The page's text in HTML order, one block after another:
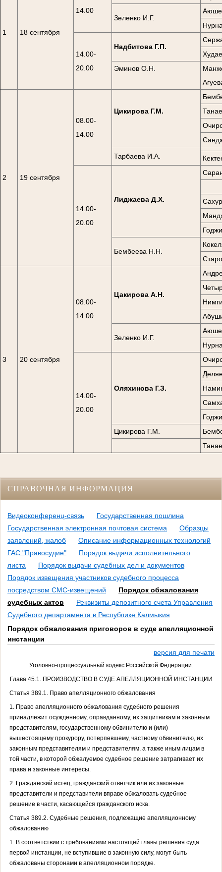
1 18 сентября
14.00
Зеленко И.Г.
14.00-
20.00
Надбитова Г.П.
Эминов О.Н.
2 19 сентября
08.00-
14.00
Цикирова Г.М.
Тарбаева И.А.
14.00-
20.00
Лиджаева Д.Х.
Бембеева Н.Н.
3 20 сентября
08.00-
14.00
Цакирова А.Н.
Зеленко И.Г.
14.00-
20.00
Оляхинова Г.З.
Цикирова Г.М.
СПРАВОЧНАЯ ИНФОРМАЦИЯ
Видеоконференц-связь
Государственная пошлина
Государственная электронная почтовая система
Образцы
заявлений, жалоб
Описание информационных технологий
ГАС "Правосудие"
Порядок выдачи исполнительного
листа
Порядок выдачи судебных дел и документов
Порядок извещения участников судебного процесса
посредством СМС-извещений
Порядок обжалования
судебных актов
Реквизиты депозитного счета Управления
Судебного департамента в Республике Калмыкия
Порядок обжалования приговоров в суде апелляционной
инстанции
версия для печати
Уголовно-процессуальный кодекс Российской Федерации.
Глава 45.1. ПРОИЗВОДСТВО В СУДЕ АПЕЛЛЯЦИОННОЙ ИНСТАНЦИИ
Статья 389.1. Право апелляционного обжалования
1. Право апелляционного обжалования судебного решения
принадлежит осужденному, оправданному, их защитникам и законным
представителям, государственному обвинителю и (или)
вышестоящему прокурору, потерпевшему, частному обвинителю, их
законным представителям и представителям, а также иным лицам в
той части, в которой обжалуемое судебное решение затрагивает их
права и законные интересы.
2. Гражданский истец, гражданский ответчик или их законные
представители и представители вправе обжаловать судебное
решение в части, касающейся гражданского иска.
Статья 389.2. Судебные решения, подлежащие апелляционному
обжалованию
1. В соответствии с требованиями настоящей главы решения суда
первой инстанции, не вступившие в законную силу, могут быть
обжалованы сторонами в апелляционном порядке.